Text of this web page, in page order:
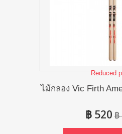
Reduced
ไม้กลอง Vic Firth
฿ 520 ฿